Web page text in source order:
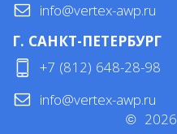
info@vertex-awp.ru
Г. САНКТ-ПЕТЕРБУРГ
+7 (812) 648-28-98
info@vertex-awp.ru
© 2026